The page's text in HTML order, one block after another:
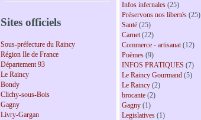
Sites officiels
Sous-préfecture du Raincy
Région Ile de France
Département 93
Le Raincy
Bondy
Clichy-sous-Bois
Gagny
Livry-Gargan
Infos infernales (25)
Préservons nos libertés (25)
Santé (25)
Carnet(22)
Commerce - artisanat(12)
Poèmes (9)
INFOS PRATIQUES (7)
Le Raincy Gourmand (5)
Le Raincy (2)
brocante (2)
Gagny (1)
Legislatives (1)